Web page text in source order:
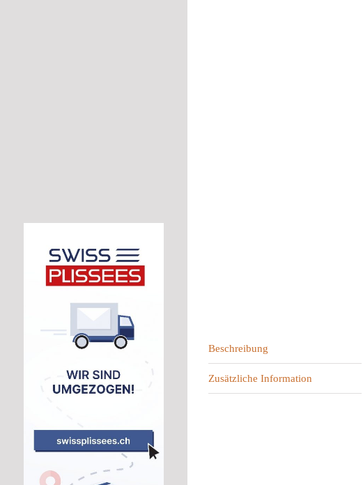
Beschreibung
Zusätzliche Information